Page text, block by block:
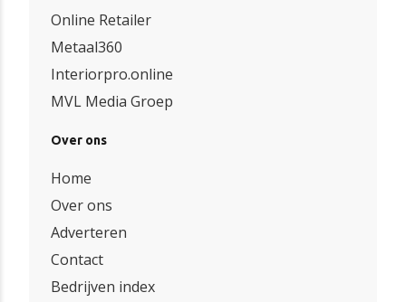
Online Retailer
Metaal360
Interiorpro.online
MVL Media Groep
Over ons
Home
Over ons
Adverteren
Contact
Bedrijven index